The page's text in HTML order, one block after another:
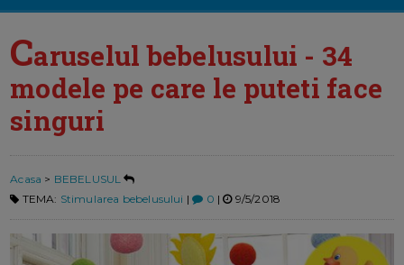
Caruselul bebelusului - 34
modele pe care le puteti face
singuri
Acasa > BEBELUSUL
TEMA: Stimularea bebelusului | 0 | 9/5/2018